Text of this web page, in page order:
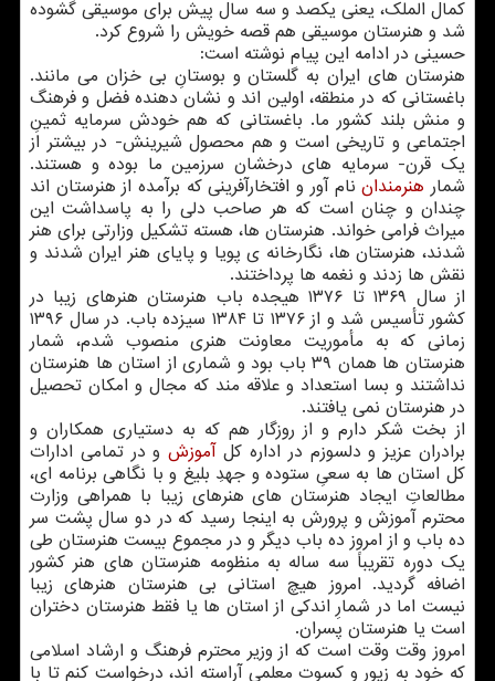
کمال الملک، یعنی یکصد و سه سال پیش برای موسیقی گشوده
شد و هنرستان موسیقی هم قصه خویش را شروع کرد.
حسینی در ادامه این پیام نوشته است:
هنرستان های ایران به گلستان و بوستانِ بی خزان می مانند.
باغستانی که در منطقه، اولین اند و نشان دهنده فضل و فرهنگ
و منش بلند کشور ما. باغستانی که هم خودش سرمایه ثمینِ
اجتماعی و تاریخی است و هم محصول شیرینش- در بیشتر از
یک قرن- سرمایه های درخشان سرزمین ما بوده و هستند.
شمار هنرمنداننام آور و افتخارآفرینی که برآمده از هنرستان اند
چندان و چنان است که هر صاحب دلی را به پاسداشت این
میراث فرامی خواند. هنرستان ها، هسته تشکیل وزارتی برای هنر
شدند، هنرستان ها، نگارخانه ی پویا و پایای هنر ایران شدند و
نقش ها زدند و نغمه ها پرداختند.
از سال ۱۳۶۹ تا ۱۳۷۶ هیجده باب هنرستان هنرهای زیبا در
کشور تأسیس شد و از ۱۳۷۶ تا ۱۳۸۴ سیزده باب. در سال ۱۳۹۶
زمانی که به مأموریت معاونت هنری منصوب شدم، شمار
هنرستان ها همان ۳۹ باب بود و شماری از استان ها هنرستان
نداشتند و بسا استعداد و علاقه مند که مجال و امکان تحصیل
در هنرستان نمی یافتند.
از بخت شکر دارم و از روزگار هم که به دستیاری همکاران و
برادران عزیز و دلسوزم در اداره کلآموزشو در تمامی ادارات
کل استان ها به سعیِ ستوده و جهدِ بلیغ و با نگاهی برنامه ای،
مطالعاتِ ایجاد هنرستان های هنرهای زیبا با همراهی وزارت
محترم آموزش و پرورش به اینجا رسید که در دو سال پشت سر
ده باب و از امروز ده باب دیگر و در مجموع بیست هنرستان طی
یک دوره تقریباً سه ساله به منظومه هنرستان های هنر کشور
اضافه گردید. امروز هیچ استانی بی هنرستان هنرهای زیبا
نیست اما در شمارِ اندکی از استان ها یا فقط هنرستان دختران
است یا هنرستان پسران.
امروز وقت وقت است که از وزیر محترم فرهنگ و ارشاد اسلامی
که خود به زیور و کسوت معلمی آراسته اند، درخواست کنم تا با